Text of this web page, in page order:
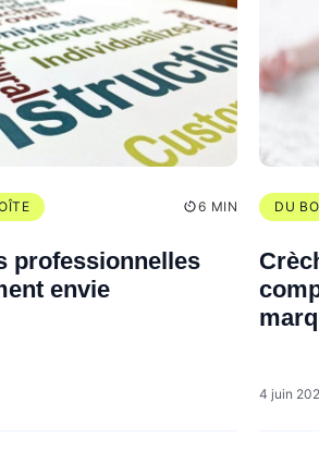
6 MIN
professionnelles
envie
DU
4 juin